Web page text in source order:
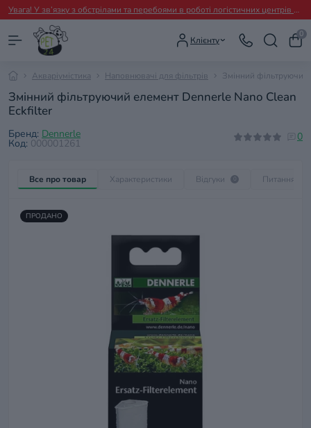
Увага! У зв’язку з обстрілами та перебоями в роботі логістичних центрів перевізників можливі тимчасові затримки з відправленням замовлень.
Клієнту
0
Акваріумістика Наповнювачі для фільтрів Змінний
Змінний фільтруючий елемент Dennerle Nano Clean
Eckfilter
Бренд: Dennerle
Код: 000001261
0
Все про товар Характеристики Відгуки Питання
ПРОДАНО